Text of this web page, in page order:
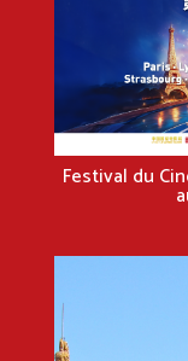
Festival du